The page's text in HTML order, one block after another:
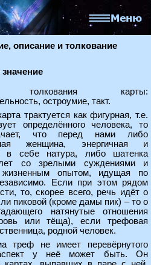
описание и толкование
толкования карты:
остроумие, такт.
трактуется как фигурная, т.е.
определённого человека, то
что перед нами либо
женщина, энергичная и
в себе натура, либо шатенка
со зрелыми суждениями и
опытом, идущая по
Если при этом рядом
то, скорее всего, речь идёт о
пиковой (кроме дамы пик) – то о
натянутые отношения
или тёща), если трефовая
родной человек.
треф не имеет перевёрнутого
аспект у неё может быть. Он